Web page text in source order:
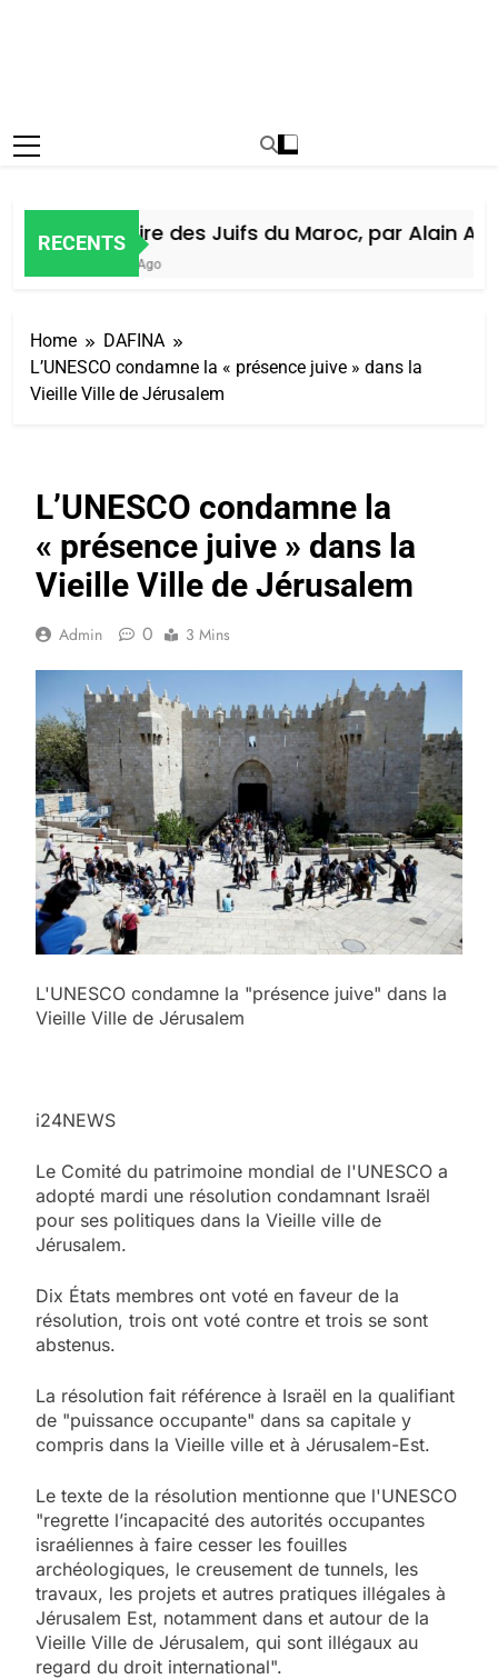
RECENTS
Histoire des Juifs du Maroc, par Alain
6 Jours Ago
Home
DAFINA
L’UNESCO condamne la « présence juive » dans la
Vieille Ville de Jérusalem
L’UNESCO condamne la
« présence juive » dans la
Vieille Ville de Jérusalem
Admin 0 3 Mins
L'UNESCO condamne la "présence juive" dans la
Vieille Ville de Jérusalem
i24NEWS
Le Comité du patrimoine mondial de l'UNESCO a
adopté mardi une résolution condamnant Israël
pour ses politiques dans la Vieille ville de
Jérusalem.
Dix États membres ont voté en faveur de la
résolution, trois ont voté contre et trois se sont
abstenus.
La résolution fait référence à Israël en la qualifiant
de "puissance occupante" dans sa capitale y
compris dans la Vieille ville et à Jérusalem-Est.
Le texte de la résolution mentionne que l'UNESCO
"regrette l’incapacité des autorités occupantes
israéliennes à faire cesser les fouilles
archéologiques, le creusement de tunnels, les
travaux, les projets et autres pratiques illégales à
Jérusalem Est, notamment dans et autour de la
Vieille Ville de Jérusalem, qui sont illégaux au
regard du droit international".